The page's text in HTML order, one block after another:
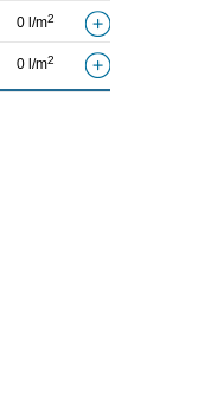
0 l/m2
0 l/m2